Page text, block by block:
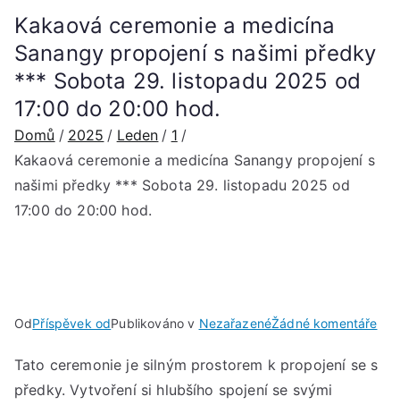
Kakaová ceremonie a medicína
Sanangy propojení s našimi předky
*** Sobota 29. listopadu 2025 od
17:00 do 20:00 hod.
Domů 2025 Leden
1
Kakaová ceremonie a medicína Sanangy propojení s
našimi předky *** Sobota 29. listopadu 2025 od
17:00 do 20:00 hod.
OdPříspěvek odPublikováno v NezařazenéŽádné komentářeu
Tato ceremonie je silným prostorem k propojení se s
předky. Vytvoření si hlubšího spojení se svými